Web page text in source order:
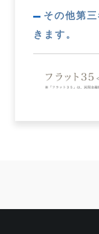
その他第
きます。